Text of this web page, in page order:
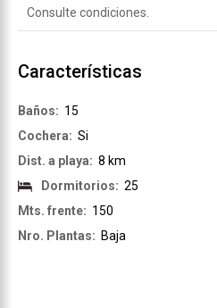
Consulte condiciones.
Características
Baños: 15
Cochera: Si
Dist. a playa: 8 km
Dormitorios: 25
Mts. frente: 150
Nro. Plantas: Baja